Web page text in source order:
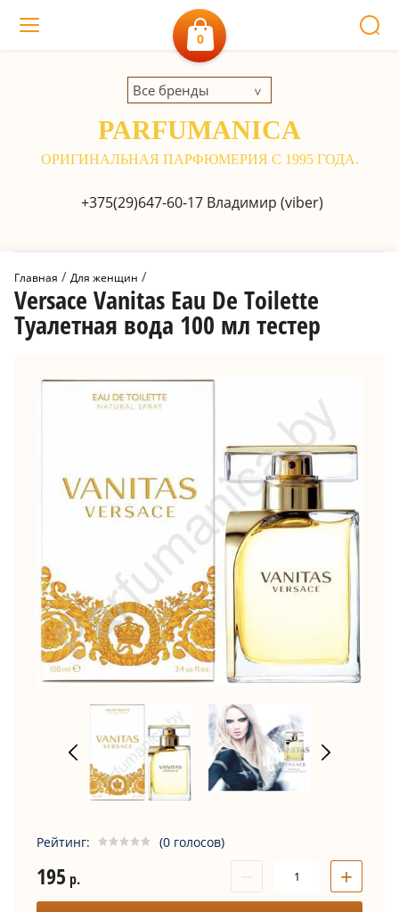
0
+375(29)647-60-17Владимир (viber)
Все бренды
PARFUMANICA
ОРИГИНАЛЬНАЯ ПАРФЮМЕРИЯ С 1995 ГОДА.
Главная / Для женщин /
Versace Vanitas Eau De Toilette
Туалетная вода 100 мл тестер
Рейтинг: (0 голосов)
195 р. +